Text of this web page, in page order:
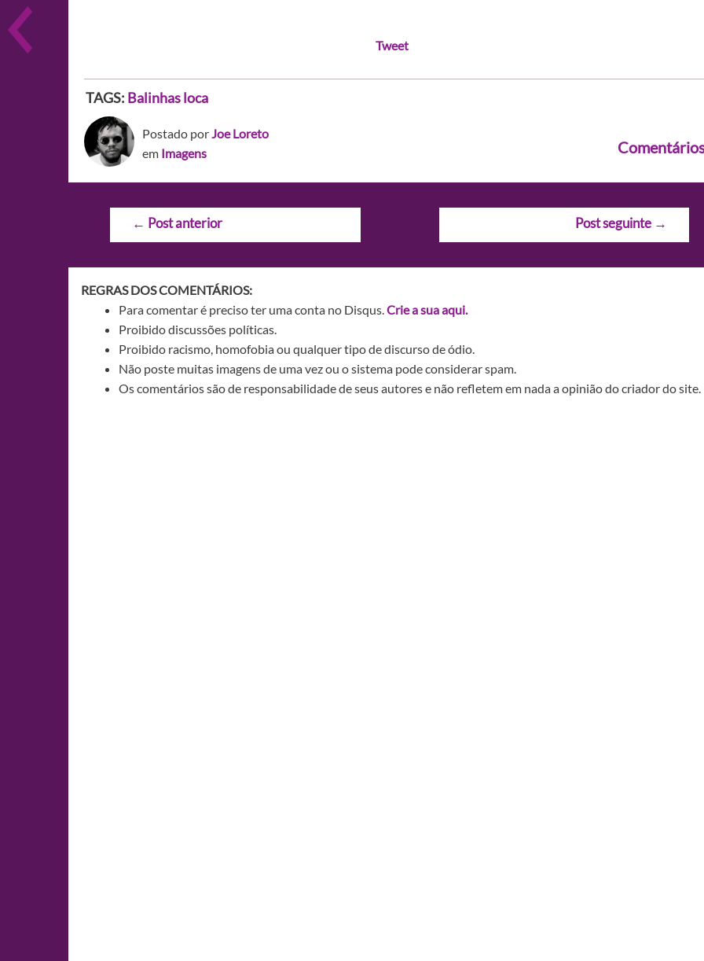
Tweet
TAGS: Balinhas loca
Postado porJoe Loreto
em Imagens
Navegação
← Post anterior Post seguinte →
REGRAS DOS COMENTÁRIOS:
Para comentar é preciso ter uma conta no Disqus.Crie a sua aqui.
Proibido discussões políticas.
Proibido racismo, homofobia ou qualquer tipo de discurso de ódio.
Não poste muitas imagens de uma vez ou o sistema pode considerar spam.
Os comentários são de responsabilidade de seus autores e não refletem em nada a opinião do criador do site.